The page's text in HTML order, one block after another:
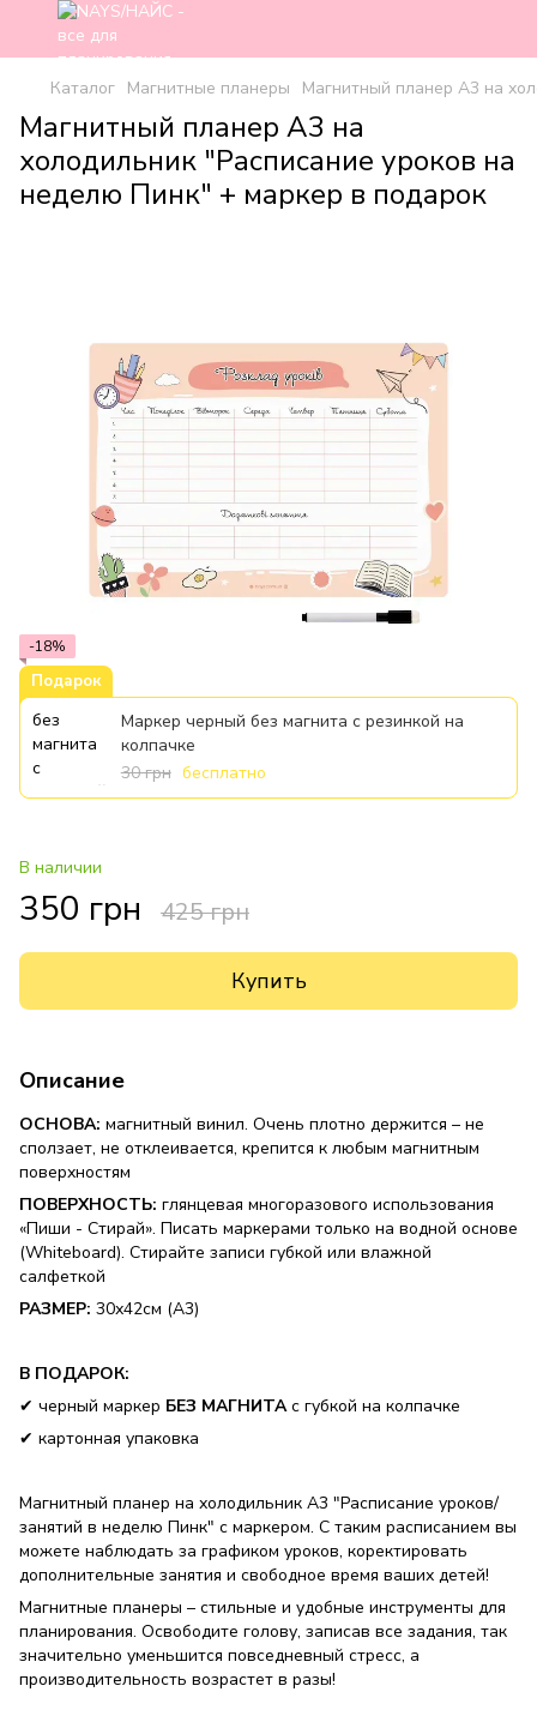
Каталог Магнитные планеры Магнитный планер А3 на
Магнитный планер А3 на
холодильник "Расписание уроков на
неделю Пинк" + маркер в подарок
-18%
Подарок
Маркер черный без магнита с резинкой на
колпачке
30 грн бесплатно
В наличии
350 грн 425 грн
Купить
Описание
ОСНОВА: магнитный винил. Очень плотно держится – не
сползает, не отклеивается, крепится к любым магнитным
поверхностям
ПОВЕРХНОСТЬ: глянцевая многоразового использования
«Пиши - Стирай». Писать маркерами только на водной основе
(Whiteboard). Стирайте записи губкой или влажной
салфеткой
РАЗМЕР: 30х42см (А3)
В ПОДАРОК:
✔ черный маркер БЕЗ МАГНИТАс губкой на колпачке
✔ картонная упаковка
Магнитный планер на холодильник А3 "Расписание уроков/
занятий в неделю Пинк" с маркером. С таким расписанием вы
можете наблюдать за графиком уроков, коректировать
дополнительные занятия и свободное время ваших детей!
Магнитные планеры – стильные и удобные инструменты для
планирования. Освободите голову, записав все задания, так
значительно уменьшится повседневный стресс, а
производительность возрастет в разы! ⠀